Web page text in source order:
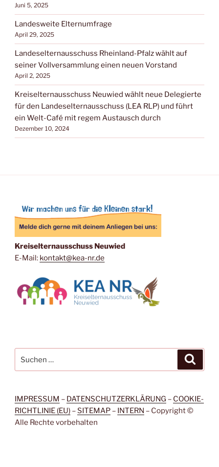
Juni 5, 2025
Landesweite Elternumfrage
April 29, 2025
Landeselternausschuss Rheinland-Pfalz wählt auf
seiner Vollversammlung einen neuen Vorstand
April 2, 2025
Kreiselternausschuss Neuwied wählt neue Delegierte
für den Landeselternausschuss (LEA RLP) und führt
ein Welt-Café mit regem Austausch durch
Dezember 10, 2024
Kreiselternausschuss Neuwied
E-Mail: kontakt@kea-nr.de
nach:
IMPRESSUM – DATENSCHUTZERKLÄRUNG – COOKIE-
RICHTLINIE (EU) – SITEMAP – INTERN – Copyright ©
Alle Rechte vorbehalten